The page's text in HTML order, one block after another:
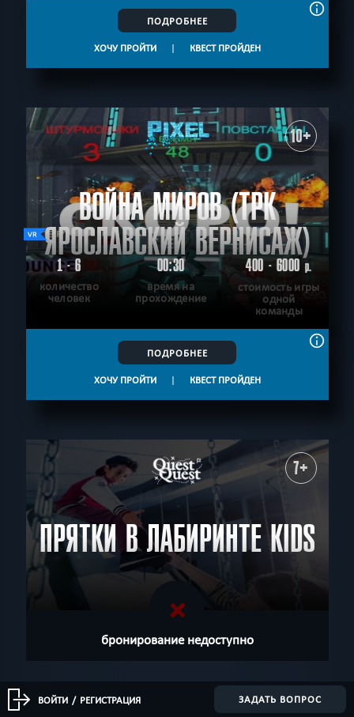
ПОДРОБНЕЕ
ХОЧУ ПРОЙТИ | КВЕСТ ПРОЙДЕН
10+
ВОЙНА МИРОВ (ТРК
ЯРОСЛАВСКИЙ ВЕРНИСАЖ)
1 - 6
количество
человек
00:30
время на
прохождение
400 - 6000 р.
стоимость игры
одной
команды
ПОДРОБНЕЕ
ХОЧУ ПРОЙТИ | КВЕСТ ПРОЙДЕН
7+
ПРЯТКИ В ЛАБИРИНТЕ KIDS
бронирование недоступно
ВОЙТИ / РЕГИСТРАЦИЯ ЗАДАТЬ ВОПРОС